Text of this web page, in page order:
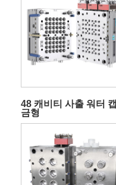
48 캐비티 사출 워터 캡
금형